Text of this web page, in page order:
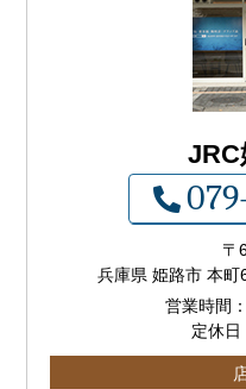
JRC
〒
兵庫県 姫路市 本
営業時間：
定休日